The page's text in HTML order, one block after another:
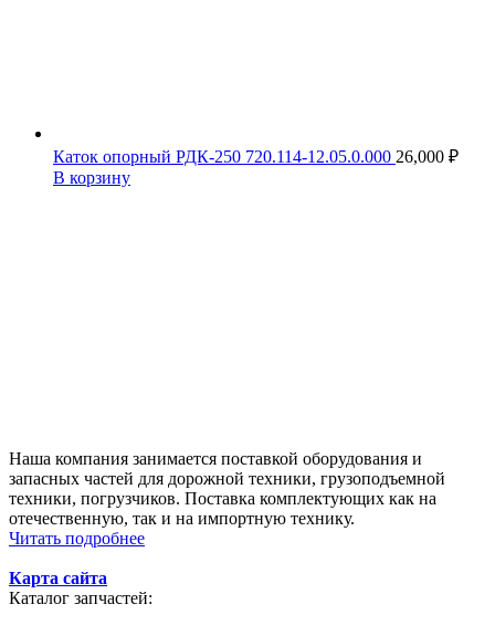
Каток опорный РДК-250 720.114-12.05.0.000 26,000 ₽
В корзину
Наша компания занимается поставкой оборудования и
запасных частей для дорожной техники, грузоподъемной
техники, погрузчиков. Поставка комплектующих как на
отечественную, так и на импортную технику.
Читать подробнее
Карта сайта
Каталог запчастей: